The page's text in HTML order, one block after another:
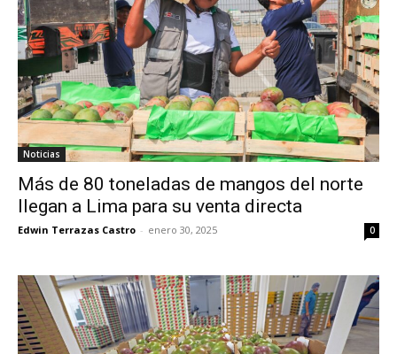
Noticias
Más de 80 toneladas de mangos del norte
llegan a Lima para su venta directa
Edwin Terrazas Castro - enero 30, 2025 0